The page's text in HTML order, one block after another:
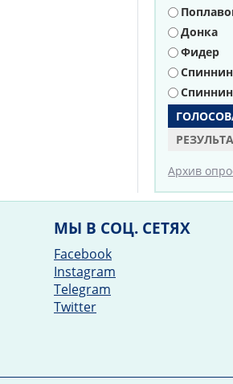
Варианты
Донка
Фидер
Архив
МЫ В СОЦ. СЕТЯХ
Facebook
Instagram
Telegram
Twitter